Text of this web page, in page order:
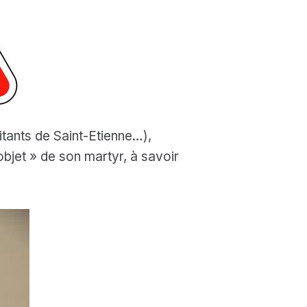
de Saint-Etienne…),
» de son martyr, à savoir